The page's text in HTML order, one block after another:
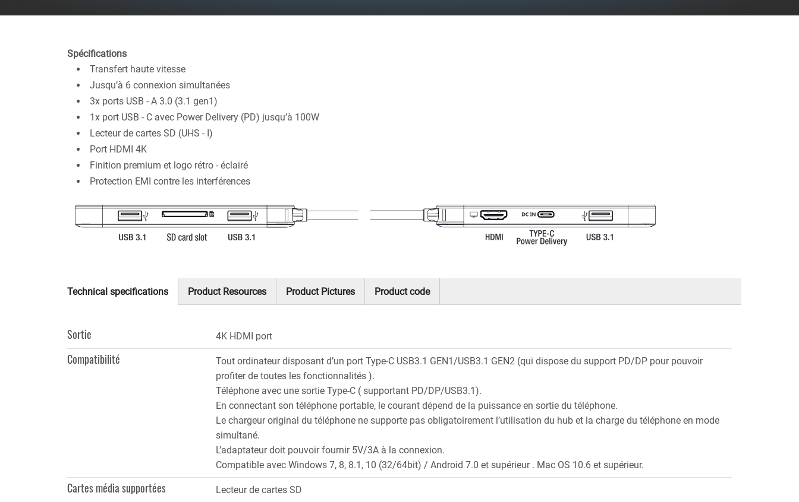
Spécifications
Transfert haute vitesse
Jusqu’à 6 connexion simultanées
3x ports USB - A 3.0 (3.1 gen1)
1x port USB - C avec Power Delivery (PD) jusqu’à 100W
Lecteur de cartes SD (UHS - I)
Port HDMI 4K
Finition premium et logo rétro - éclairé
Protection EMI contre les interférences
Technical specifications
Product Resources Product Pictures Product code
Sortie 4K HDMI port
Compatibilité
Tout ordinateur disposant d’un port Type-C USB3.1 GEN1/USB3.1 GEN2 (qui dispose du support PD/DP pour pouvoir
profiter de toutes les fonctionnalités ).
Téléphone avec une sortie Type-C ( supportant PD/DP/USB3.1).
En connectant son téléphone portable, le courant dépend de la puissance en sortie du téléphone.
Le chargeur original du téléphone ne supporte pas obligatoirement l’utilisation du hub et la charge du téléphone en mode
simultané.
L’adaptateur doit pouvoir fournir 5V/3A à la connexion.
Compatible avec Windows 7, 8, 8.1, 10 (32/64bit) / Android 7.0 et supérieur . Mac OS 10.6 et supérieur.
Cartes média supportées Lecteur de cartes SD